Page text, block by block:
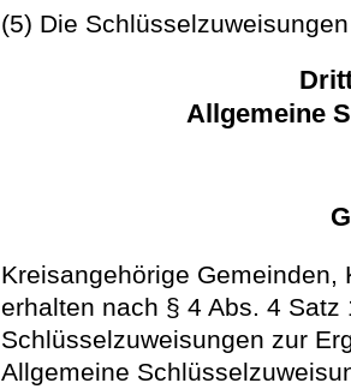
(5) Die
Allgemeine
Kreisangehörige
erhalten nach § 4 Abs. 4 Satz
Schlüsselzuweisungen zur
Allgemeine